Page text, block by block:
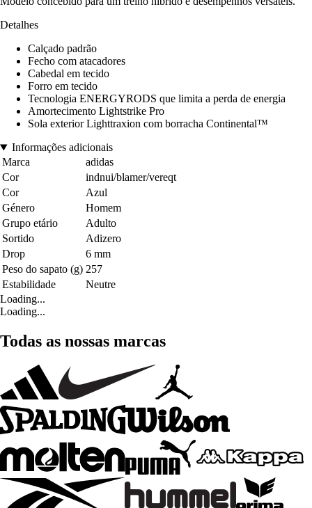
Detalhes
Calçado padrão
Fecho com atacadores
Cabedal em tecido
Forro em tecido
Tecnologia ENERGYRODS que limita a perda de energia
Amortecimento Lightstrike Pro
Sola exterior Lighttraxion com borracha Continental™
Informações adicionais
Marca
adidas
Cor
indnui/blamer/vereqt
Cor
Azul
Género
Homem
Grupo etário
Adulto
Sortido
Adizero
Drop
6 mm
Peso do sapato (g) 257
Estabilidade
Neutre
Loading...
Loading...
Todas as nossas marcas